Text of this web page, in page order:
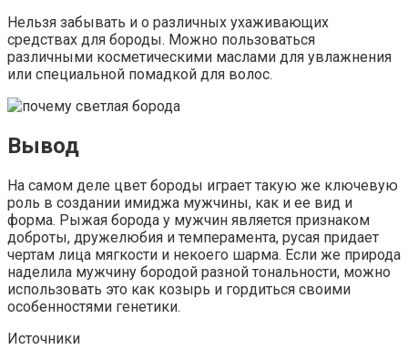
Нельзя забывать и о различных ухаживающих
средствах для бороды. Можно пользоваться
различными косметическими маслами для увлажнения
или специальной помадкой для волос.
Вывод
На самом деле цвет бороды играет такую же ключевую
роль в создании имиджа мужчины, как и ее вид и
форма. Рыжая борода у мужчин является признаком
доброты, дружелюбия и темперамента, русая придает
чертам лица мягкости и некоего шарма. Если же природа
наделила мужчину бородой разной тональности, можно
использовать это как козырь и гордиться своими
особенностями генетики.
Источники